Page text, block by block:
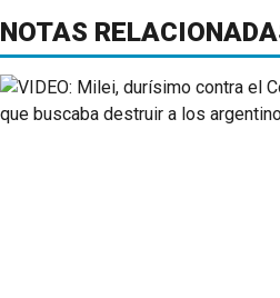
NOTAS